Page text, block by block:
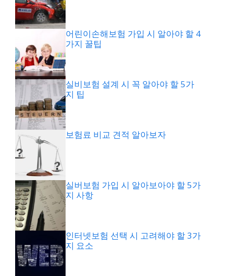
어린이손해보험 가입 시 알아야 할 4
가지 꿀팁
실비보험 설계 시 꼭 알아야 할 5가
지 팁
보험료 비교 견적 알아보자
실버보험 가입 시 알아보아야 할 5가
지 사항
인터넷보험 선택 시 고려해야 할 3가
지 요소